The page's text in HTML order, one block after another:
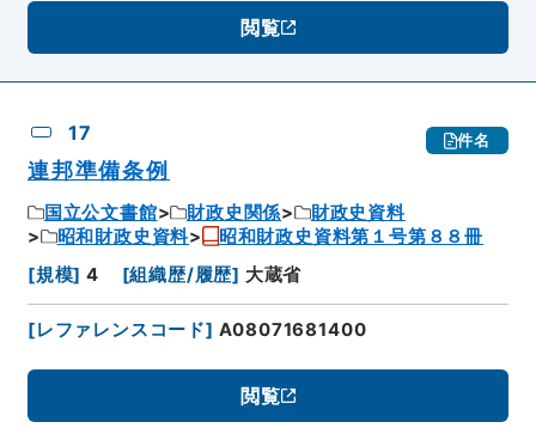
閲覧
17 件名
連邦準備条例
国立公文書館 財政史関係
財政史資料
昭和財政史資料
昭和財政史資料第１号第８８冊
[規模] 4 [組織歴/履歴] 大蔵省
[レファレンスコード] A08071681400
閲覧